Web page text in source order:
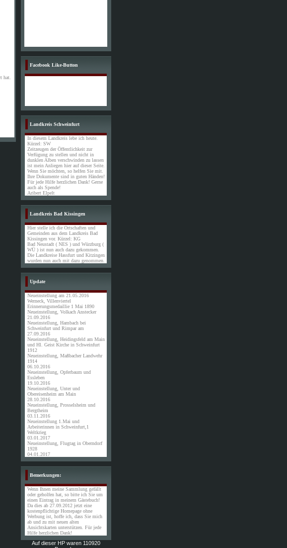
hat.
Facebook Like-Button
Landkreis Schweinfurt
In diesem Landkreis lebe ich heute.
Kürzel: SW
Zeitzeugen der Öffentlichkeit zur
Verfügung zu stellen und nicht in
dunklen Alben verschwinden zu lassen
ist mein Anliegen hier auf dieser Seite.
Wenn Sie möchten, so helfen Sie mit.
Ihre Dokumente sind in guten Händen!
Für jede Hilfe herzlichen Dank! Gerne
auch als Spende!
Aribert Elpelt
Landkreis Bad Kissingen
Hier stelle ich die Ortschaften und
Gemeinden aus dem Landkreis Bad
Kissingen vor. Kürzel: KG
Bad Neustadt ( NES ) und Würzburg (
WÜ ) ist nun auch dazu gekommen.
Die Landkreise Hassfurt und Kitzingen
wurden nun auch mit dazu genommen.
Update
Neueinstellung am 21.05.2016
Werneck, Villenviertel
Erinnerungsmedaillie 1 Mai 1890
Neueinstellung, Volkach Anstecker
21.09.2016
Neueinstellung, Hambach bei
Schweinfurt und Rimpar am
27.09.2016
Neueinstellung, Heidingsfeld am Main
und Hl. Geist Kirche in Schweinfurt
1912
Neueinstellung, Maßbacher Landwehr
1914
06.10.2016
Neueinstellung, Opferbaum und
Essleben
19.10.2016
Neueinstellung, Unter und
Obereisenheim am Main
28.10.2016
Neueinstellung, Prosselsheim und
Bergtheim
03.11.2016
Neueinstellung 1.Mai und
Arbeiterinnen in Schweinfurt,1
Weltkrieg
03.01.2017
Neueinstellung, Flugtag in Oberndorf
1928
04.01.2017
Bemerkungen:
Wenn Ihnen meine Sammlung gefällt
oder geholfen hat, so bitte ich Sie um
einen Eintrag in meinem Gästebuch!
Da dies ab 27.09.2012 jetzt eine
kostenpflichtige Homepage ohne
Werbung ist, hoffe ich, dass Sie mich
ab und zu mit neuen alten
Ansichtskarten unterstützen. Für jede
Hilfe herzlichen Dank!
Auf dieser HP waren 110920